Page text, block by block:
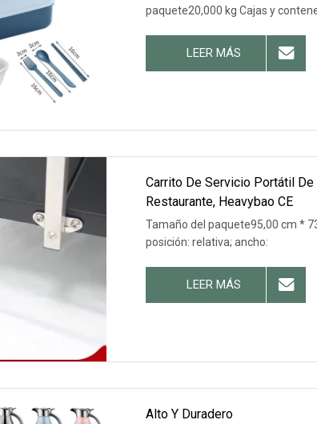
paquete20,000 kg Cajas y
LEER MÁS
Carrito De Servicio Portátil
Restaurante, Heavybao CE
Tamaño del paquete95,00 cm *
posición: relativa; ancho:
LEER MÁS
Alto Y Duradero